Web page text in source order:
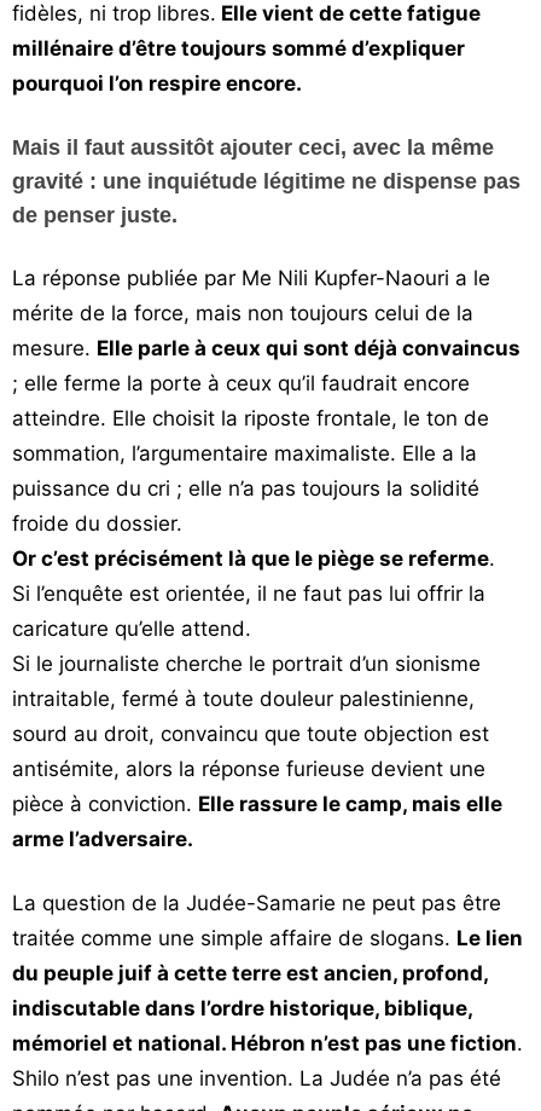
fidèles, ni trop libres. Elle vient de cette fatigue
millénaire d’être toujours sommé d’expliquer
pourquoi l’on respire encore.
Mais il faut aussitôt ajouter ceci, avec la même
gravité : une inquiétude légitime ne dispense pas
de penser juste.
La réponse publiée par Me Nili Kupfer-Naouri a le
mérite de la force, mais non toujours celui de la
mesure. Elle parle à ceux qui sont déjà convaincus
; elle ferme la porte à ceux qu’il faudrait encore
atteindre. Elle choisit la riposte frontale, le ton de
sommation, l’argumentaire maximaliste. Elle a la
puissance du cri ; elle n’a pas toujours la solidité
froide du dossier.
Or c’est précisément là que le piège se referme.
Si l’enquête est orientée, il ne faut pas lui offrir la
caricature qu’elle attend.
Si le journaliste cherche le portrait d’un sionisme
intraitable, fermé à toute douleur palestinienne,
sourd au droit, convaincu que toute objection est
antisémite, alors la réponse furieuse devient une
pièce à conviction. Elle rassure le camp, mais elle
arme l’adversaire.
La question de la Judée-Samarie ne peut pas être
traitée comme une simple affaire de slogans. Le lien
du peuple juif à cette terre est ancien, profond,
indiscutable dans l’ordre historique, biblique,
mémoriel et national. Hébron n’est pas une fiction.
Shilo n’est pas une invention. La Judée n’a pas été